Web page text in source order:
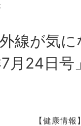
外線が気
⽉24⽇号
【健康情